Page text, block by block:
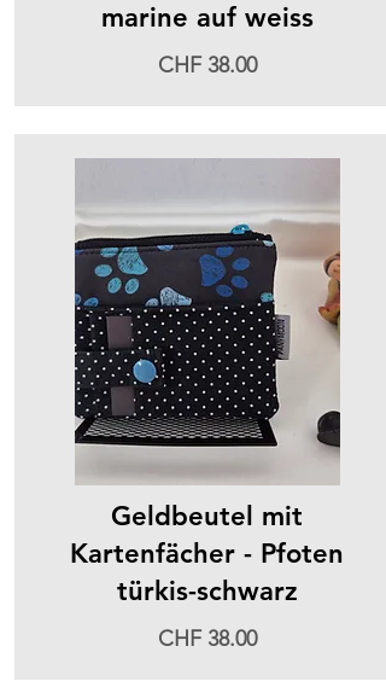
marine auf weiss
CHF 38.00
Geldbeutel mit
Kartenfächer - Pfoten
türkis-schwarz
CHF 38.00